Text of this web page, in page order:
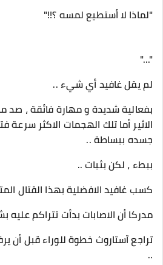
"لماذا لا أستطيع لمسه ؟!!"
"..."
لم يقل غافيد أي شيء ..
بفعالية شديدة و مهارة فائقة ،
الاثير أما تلك الهجمات الاكثر سرعة
جسده ببساطة ..
ببطء ، لكن بثبات ..
كسب غافيد الافضلية بهذا القتال
مدركا أن الاصابات بدأت تتراكم عليه
تراجع آستاروث خطوة للوراء قبل أن
..